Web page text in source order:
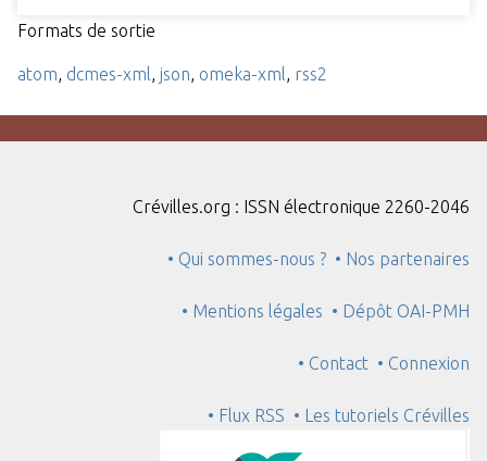
Formats de sortie
atom dcmes-xml json omeka-xml rss2
Crévilles.org : ISSN électronique 2260-2046
• Qui sommes-nous ? • Nos partenaires
• Mentions légales • Dépôt OAI-PMH
• Contact • Connexion
• Flux RSS • Les tutoriels Crévilles